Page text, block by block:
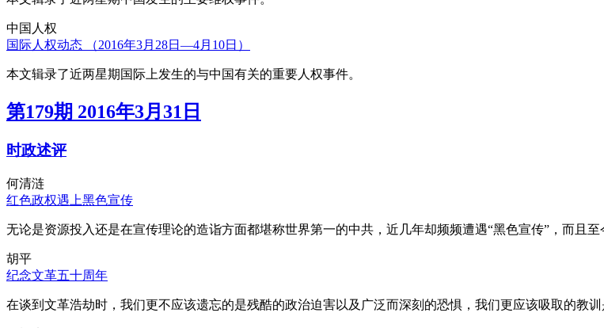
中国人权
国际人权动态 （2016年3月28日—4月10日）
本文辑录了近两星期国际上发生的与中国有关的重要人权事件。
第179期 2016年3月31日
时政述评
何清涟
红色政权遇上黑色宣传
无论是资源投入还是在宣传理论的造诣方面都堪称世界第一的中共，近几年却频频遭遇“黑色宣传”，而且至
胡平
纪念文革五十周年
在谈到文革浩劫时，我们更不应该遗忘的是残酷的政治迫害以及广泛而深刻的恐惧，我们更应该吸取的教